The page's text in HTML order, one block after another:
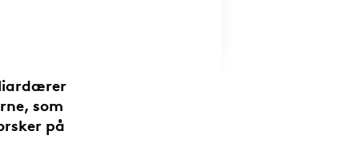
som
på